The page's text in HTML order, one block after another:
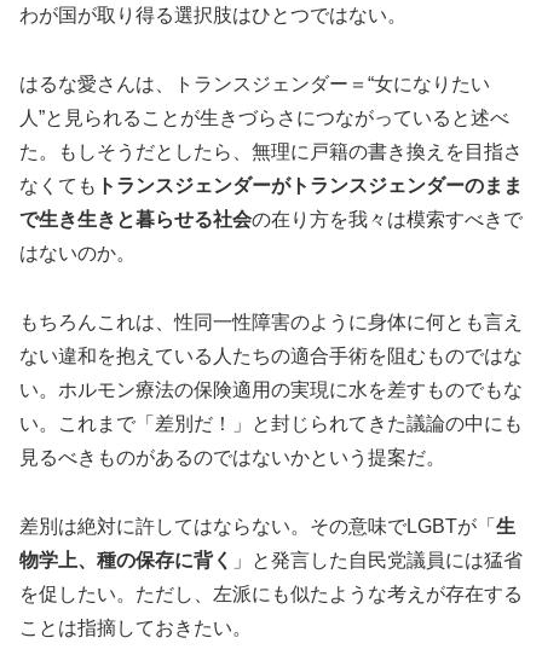
わが国が取り得る選択肢はひとつではない。
はるな愛さんは、トランスジェンダー＝“女になりたい
人”と見られることが生きづらさにつながっていると述べ
た。もしそうだとしたら、無理に戸籍の書き換えを目指さ
なくても トランスジェンダーがトランスジェンダーのまま
で生き生きと暮らせる社会の在り方を我々は模索すべきで
はないのか。
もちろんこれは、性同一性障害のように身体に何とも言え
ない違和を抱えている人たちの適合手術を阻むものではな
い。ホルモン療法の保険適用の実現に水を差すものでもな
い。これまで「差別だ！」と封じられてきた議論の中にも
見るべきものがあるのではないかという提案だ。
差別は絶対に許してはならない。その意味でLGBTが「 生
物学上、種の保存に背く
」と発言した自民党議員には猛省
を促したい。ただし、左派にも似たような考えが存在する
ことは指摘しておきたい。